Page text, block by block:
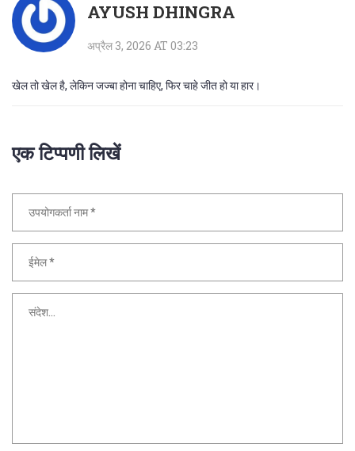
AYUSH DHINGRA
अप्रैल 3, 2026 AT 03:23
खेल तो खेल है, लेकिन जज्बा होना चाहिए, फिर चाहे जीत हो या हार।
एक टिप्पणी लिखें